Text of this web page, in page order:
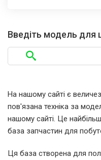
LG V-
LG V-
Введіть модель для
На нашому сайті є
пов'язана техніка за
нашому сайті. Це
база запчастин для
Ця база створена для